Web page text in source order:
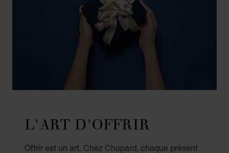
L'ART D'OFFRIR
Offrir est un art. Chez Chopard, chaque présent